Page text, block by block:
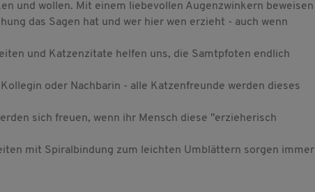
und wollen. Mit einem liebevollen Augenzwinkern beweisen
das Sagen hat und wer hier wen erzieht - auch wenn
und Katzenzitate helfen uns, die Samtpfoten endlich
oder Nachbarin - alle Katzenfreunde werden dieses
sich freuen, wenn ihr Mensch diese "erzieherisch
mit Spiralbindung zum leichten Umblättern sorgen immer